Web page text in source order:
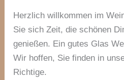
Herzlich willkommen im
Sie sich Zeit, die schönen
genießen. Ein gutes Glas
Wir hoffen, Sie finden in
Richtige.